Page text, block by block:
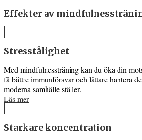
Effekter av
Stresstålighet
Med mindfulnessträning kan du öka din
få bättre immunförsvar och lättare hantera
moderna samhälle ställer.
Läs mer
Starkare koncentration